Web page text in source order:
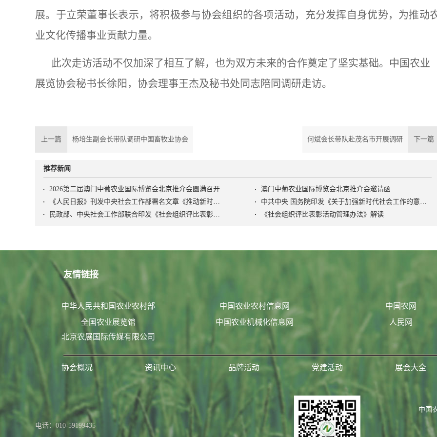
展。于立荣董事长表示，将积极参与协会组织的各项活动，充分发挥自身优势，为推动
业文化传播事业贡献力量。
此次走访活动不仅加深了相互了解，也为双方未来的合作奠定了坚实基础。中国农业
展览协会秘书长徐阳，协会理事王杰及秘书处同志陪同调研走访。
上一篇 杨培生副会长带队调研中国畜牧业协会 下一
何斌会长带队赴茂名市开展调研
推荐新闻
2026第二届澳门中葡农业国际博览会北京推介会圆满召开
澳门中葡农业国际博览会北京推介会邀请函
《社会组织评比表彰活动管理办法》解读
友情链接
中华人民共和国农业农村部
全国农业展览馆
北京农展国际传媒有限公司
中国农业农村信息网
中国农业机械化信息网
中国农网
人民网
协会概况 资讯中心 品牌活动 党建活动 展会大全
电话：010-59199435
中国